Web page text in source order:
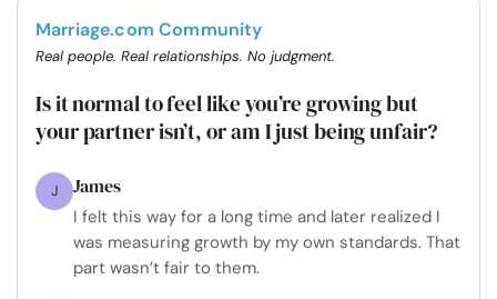
Marriage.com Community
Real people. Real relationships. No judgment.
Is it normal to feel like you’re growing but
your partner isn’t, or am I just being unfair?
J James
I felt this way for a long time and later realized I
was measuring growth by my own standards. That
part wasn’t fair to them.